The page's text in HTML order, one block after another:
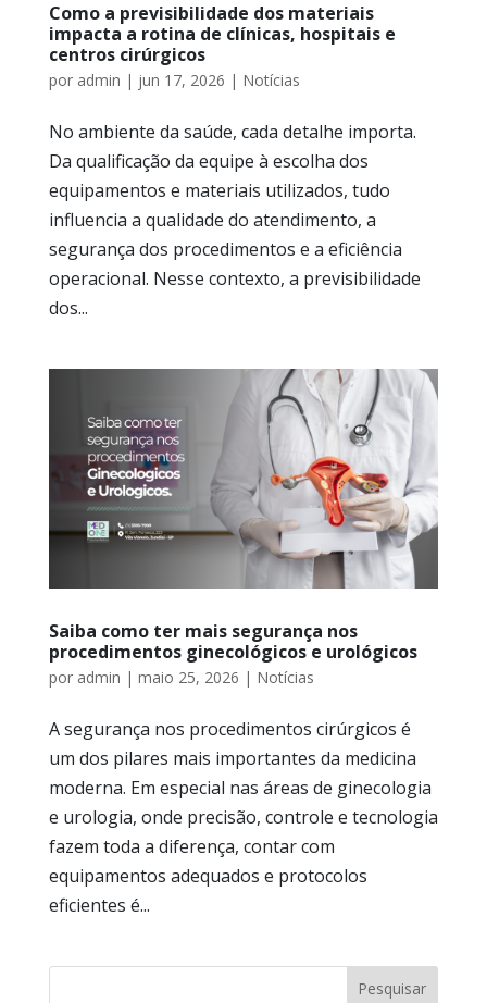
Como a previsibilidade dos materiais
impacta a rotina de clínicas, hospitais e
centros cirúrgicos
por admin | jun 17, 2026 | Notícias
No ambiente da saúde, cada detalhe importa.
Da qualificação da equipe à escolha dos
equipamentos e materiais utilizados, tudo
influencia a qualidade do atendimento, a
segurança dos procedimentos e a eficiência
operacional. Nesse contexto, a previsibilidade
dos...
Saiba como ter mais segurança nos
procedimentos ginecológicos e urológicos
por admin | maio 25, 2026 | Notícias
A segurança nos procedimentos cirúrgicos é
um dos pilares mais importantes da medicina
moderna. Em especial nas áreas de ginecologia
e urologia, onde precisão, controle e tecnologia
fazem toda a diferença, contar com
equipamentos adequados e protocolos
eficientes é...
Pesquisar